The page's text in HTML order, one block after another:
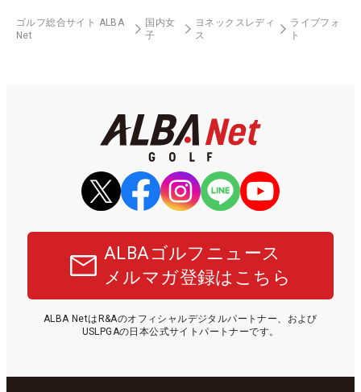
ゴルフ総合サイト ALBA
Net
国内女
子
ヨネックスレディ
ス
ライブフォ
ト
ALBAゴルフニュース
メルマガ登録はこちら
ALBA NetはR&Aのオフィシャルデジタルパートナー、および
USLPGAの日本公式サイトパートナーです。